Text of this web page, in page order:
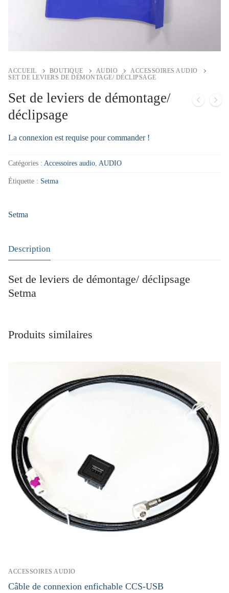
ACCUEIL BOUTIQUE AUDIO
ACCESSOIRES AUDIO
SET DE LEVIERS DE DÉMONTAGE/ DÉCLIPSAGE
Set de leviers de démontage/
déclipsage
La connexion est requise pour commander !
Catégories : Accessoires audio AUDIO
Étiquette : Setma
Setma
Description
Set de leviers de démontage/ déclipsage
Setma
Produits similaires
ACCESSOIRES AUDIO
Câble de connexion enfichable CCS-USB